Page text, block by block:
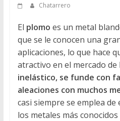
Chatarrero
El plomo es un metal
que se le conocen una
aplicaciones, lo que hace
atractivo en el mercado de
inelástico, se funde con
aleaciones con muchos
casi siempre se emplea de
los metales más